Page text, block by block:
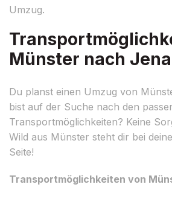
Umzug.
Münster nach Jena
Du planst einen Umzug von
bist auf der Suche nach den
Transportmöglichkeiten? Keine
Wild aus Münster steht dir bei
Seite!
Transportmöglichkeiten von